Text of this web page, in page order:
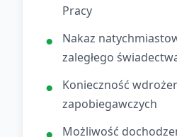
Pracy
Nakaz
zaległego
Konieczność
zapobiegawczych
Możliwość